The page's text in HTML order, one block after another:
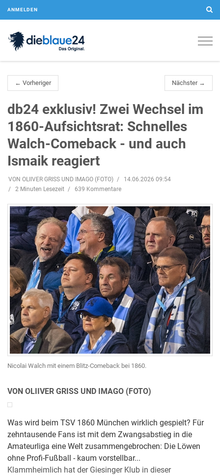
ANMELDEN
← Vorheriger Nächster →
db24 exklusiv! Zwei Wechsel im
1860-Aufsichtsrat: Schnelles
Walch-Comeback - und auch
Ismaik reagiert
VON OLIIVER GRISS UND IMAGO (FOTO)
14.06.2026 09:54
2 Minuten Lesezeit
639 Kommentare
Nicolai Walch mit einem Blitz-Comeback bei 1860.
VON OLIIVER GRISS UND IMAGO (FOTO)
Was wird beim TSV 1860 München wirklich gespielt? Für
zehntausende Fans ist mit dem Zwangsabstieg in die
Amateurliga eine Welt zusammengebrochen: Die Löwen
ohne Profi-Fußball - kaum vorstellbar...
Klammheimlich hat der Giesinger Klub in dieser